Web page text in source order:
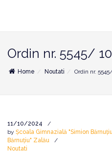
Ordin nr. 5545/
Home Noutati Ordin nr.
11/10/2024
by Școala Gimnazială "Simion
Bărnuțiu" Zalău
Noutati